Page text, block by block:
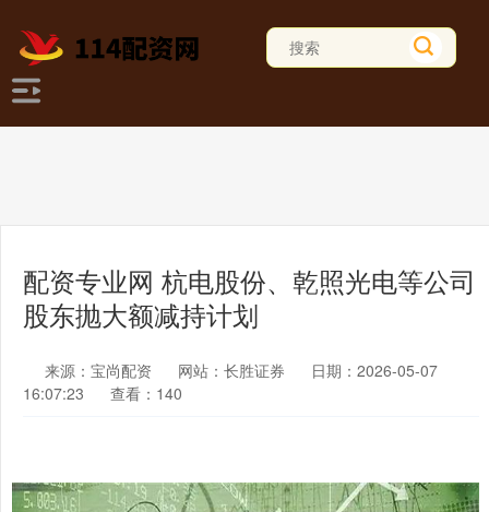
配资专业网 杭电股份、乾照光电等公司
股东抛大额减持计划
来源：宝尚配资 网站：长胜证券
日期：2026-05-07
16:07:23
查看：140